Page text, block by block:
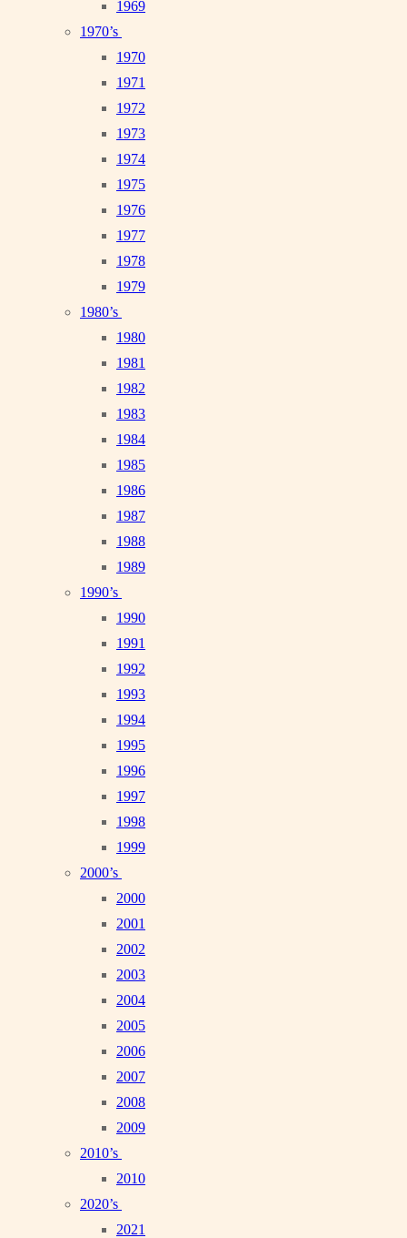
1969
1970’s
1970
1971
1972
1973
1974
1975
1976
1977
1978
1979
1980’s
1980
1981
1982
1983
1984
1985
1986
1987
1988
1989
1990’s
1990
1991
1992
1993
1994
1995
1996
1997
1998
1999
2000’s
2000
2001
2002
2003
2004
2005
2006
2007
2008
2009
2010’s
2010
2020’s
2021